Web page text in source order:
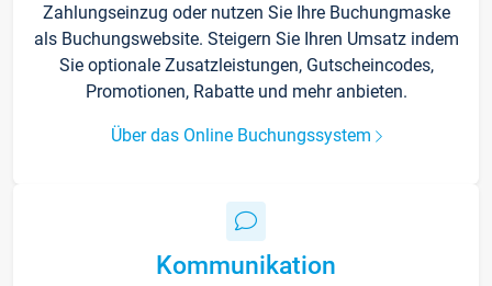
Zahlungseinzug oder nutzen Sie Ihre Buchungmaske
als Buchungswebsite. Steigern Sie Ihren Umsatz indem
Sie optionale Zusatzleistungen, Gutscheincodes,
Promotionen, Rabatte und mehr anbieten.
Über das Online Buchungssystem
Kommunikation